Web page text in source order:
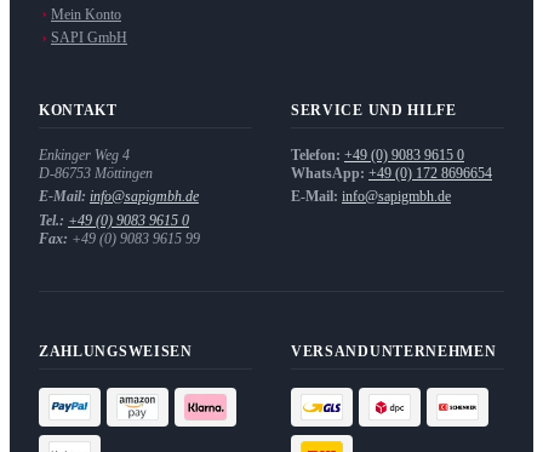
Mein Konto
SAPI GmbH
KONTAKT
Enkinger Weg 4
D-86753 Möttingen
E-Mail: info@sapigmbh.de
Tel.: +49 (0) 9083 9615 0
Fax: +49 (0) 9083 9615 99
SERVICE UND HILFE
Telefon: +49 (0) 9083 9615 0
WhatsApp: +49 (0) 172 8696654
E-Mail: info@sapigmbh.de
ZAHLUNGSWEISEN VERSANDUNTERNEHMEN